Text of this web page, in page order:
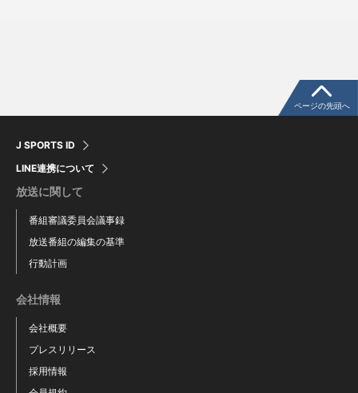
J SPORTS ID
LINE連携について
放送に関して
番組審議委員会議事録
放送番組の編集の基準
行動計画
会社情報
会社概要
プレスリリース
採用情報
ページの先頭へ